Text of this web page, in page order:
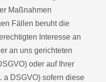
Maßnahmen
Fällen beruht die
Interesse an
an uns gerichteten
oder auf Ihrer
a DSGVO) sofern diese